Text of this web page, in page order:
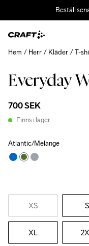
Beställ
Everyday
700 SEK
Finns i lager
Atlantic/Melange
XS S
XL
Hem Herr Kläder T-